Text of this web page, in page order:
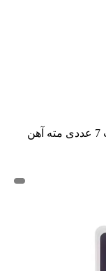
ست 7 عددی مته آهن